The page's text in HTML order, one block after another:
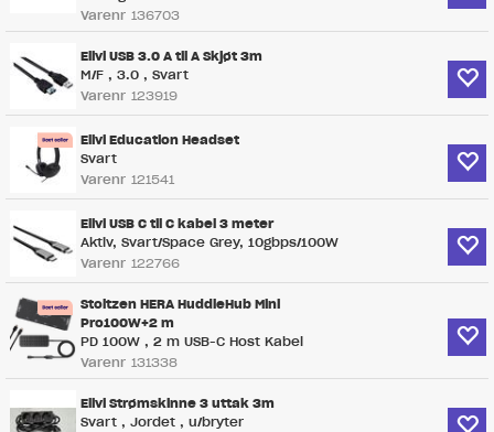
Varenr 136703
Elivi USB 3.0 A til A Skjøt 3m
M/F , 3.0 , Svart
Varenr 123919
Elivi Education Headset
Svart
Varenr 121541
Elivi USB C til C kabel 3 meter
Aktiv, Svart/Space Grey, 10gbps/100W
Varenr 122766
Stoltzen HERA HuddleHub Mini
Pro100W+2 m
PD 100W , 2 m USB-C Host Kabel
Varenr 131338
Elivi Strømskinne 3 uttak 3m
Svart , Jordet , u/bryter